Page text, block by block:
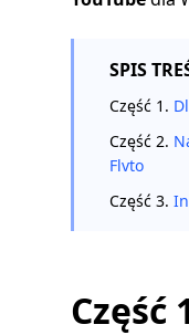
SPIS
Część 1.
Część 2.
Flvto
Część 3.
Część